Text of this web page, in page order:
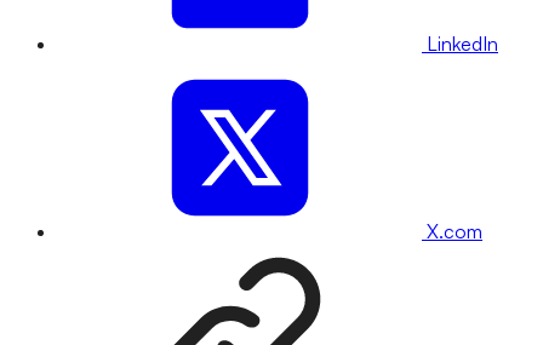
LinkedIn
X.com